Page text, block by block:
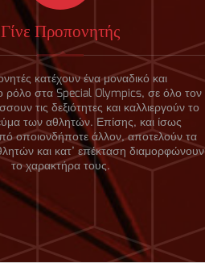
Γίνε Προπονητής
κατέχουν ένα μοναδικό και
ρόλο στα Special Olympics, σε όλο τον
τις δεξιότητες και καλλιεργούν το
των αθλητών. Επίσης, και ίσως
οποιονδήποτε άλλον, αποτελούν τα
και κατ’ επέκταση διαμορφώνουν
το χαρακτήρα τους.